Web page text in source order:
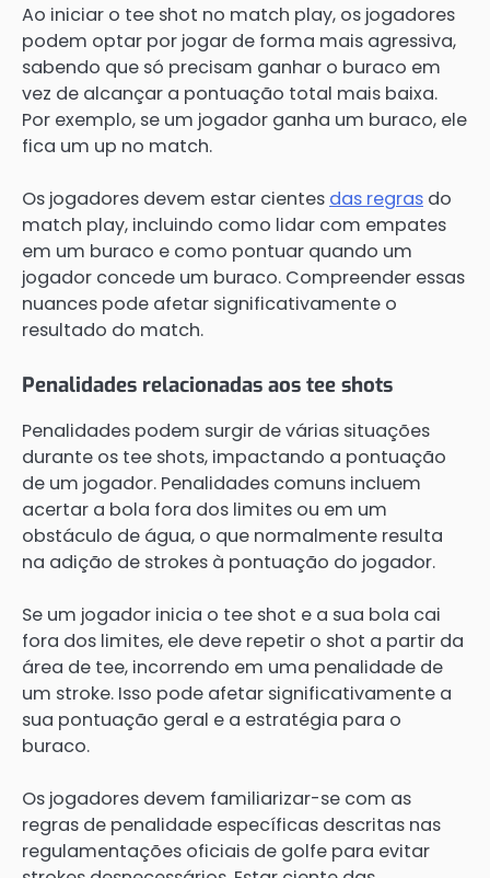
Ao iniciar o tee shot no match play, os jogadores
podem optar por jogar de forma mais agressiva,
sabendo que só precisam ganhar o buraco em
vez de alcançar a pontuação total mais baixa.
Por exemplo, se um jogador ganha um buraco, ele
fica um up no match.
Os jogadores devem estar cientes das regras do
match play, incluindo como lidar com empates
em um buraco e como pontuar quando um
jogador concede um buraco. Compreender essas
nuances pode afetar significativamente o
resultado do match.
Penalidades relacionadas aos tee shots
Penalidades podem surgir de várias situações
durante os tee shots, impactando a pontuação
de um jogador. Penalidades comuns incluem
acertar a bola fora dos limites ou em um
obstáculo de água, o que normalmente resulta
na adição de strokes à pontuação do jogador.
Se um jogador inicia o tee shot e a sua bola cai
fora dos limites, ele deve repetir o shot a partir da
área de tee, incorrendo em uma penalidade de
um stroke. Isso pode afetar significativamente a
sua pontuação geral e a estratégia para o
buraco.
Os jogadores devem familiarizar-se com as
regras de penalidade específicas descritas nas
regulamentações oficiais de golfe para evitar